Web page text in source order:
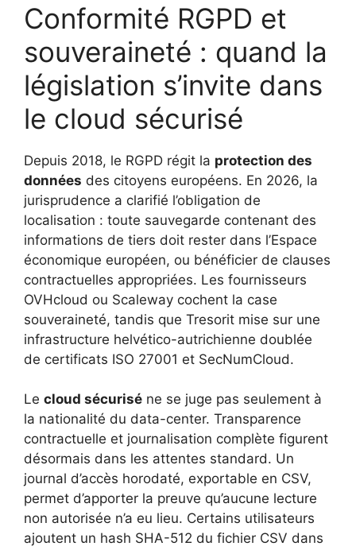
Conformité RGPD et
souveraineté : quand la
législation s’invite dans
le cloud sécurisé
Depuis 2018, le RGPD régit la protection des
données des citoyens européens. En 2026, la
jurisprudence a clarifié l’obligation de
localisation : toute sauvegarde contenant des
informations de tiers doit rester dans l’Espace
économique européen, ou bénéficier de clauses
contractuelles appropriées. Les fournisseurs
OVHcloud ou Scaleway cochent la case
souveraineté, tandis que Tresorit mise sur une
infrastructure helvético-autrichienne doublée
de certificats ISO 27001 et SecNumCloud.
Le cloud sécurisé ne se juge pas seulement à
la nationalité du data-center. Transparence
contractuelle et journalisation complète figurent
désormais dans les attentes standard. Un
journal d’accès horodaté, exportable en CSV,
permet d’apporter la preuve qu’aucune lecture
non autorisée n’a eu lieu. Certains utilisateurs
ajoutent un hash SHA-512 du fichier CSV dans